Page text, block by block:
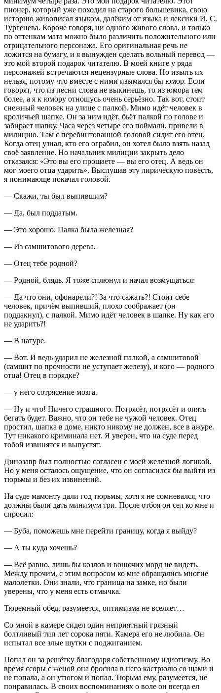
пионер, который уже походил на старого большевика, свою
историю живописал языком, далёким от языка и лексики И. С.
Тургенева. Короче говоря, ни одного живого слова, и только
по оттенкам мата можно было различить положительного или
отрицательного персонажа. Его оригинальная речь не
ложится на бумагу, и я вынужден сделать вольный перевод —
это мой второй подарок читателю. В моей книге у ряда
персонажей встречаются нецензурные слова. Но изъять их
нельзя, потому что вместе с ними изымался бы юмор. Если
говорят, что из песни слова не выкинешь, то из юмора тем
более, а я к юмору отношусь очень серьёзно. Так вот, стоит
снежный человек на улице с палкой. Мимо идёт человек в
кроличьей шапке. Он за ним идёт, бьёт палкой по голове и
забирает шапку. Часа через четыре его поймали, привели в
милицию. Там с перебинтованной головой сидит его отец.
Когда отец узнал, кто его ограбил, он хотел было взять назад
своё заявление. Но начальник милиции закрыть дело
отказался: «Это вы его прощаете — вы его отец. А ведь он
мог моего отца ударить». Выслушав эту лирическую повесть,
я понимающе покачал головой.
— Скажи, ты был выпившим?
— Да, был поддатым.
— Это хорошо. Палка была железная?
— Из самшитового дерева.
— Отец тебе родной?
— Родной, блядь. Я тоже сплюнул и начал возмущаться:
— Да что они, офонарели?! За что сажать?! Стоит себе
человек, причём выпивший, плохо соображает (он
поддакнул), с палкой. Мимо идёт человек в шапке. Ну как его
не ударить?!
— В натуре.
— Вот. И ведь ударил не железной палкой, а самшитовой
(самшит по прочности не уступает железу), и кого — родного
отца! Отец в порядке?
— у него сотрясение мозга.
— Ну и что! Ничего страшного. Потрясёт, потрясёт и опять
бегать будет. Важно, что он тебе не чужой человек. Отец
простил, шапка в доме, никто никому не должен, все в ажуре.
Тут никакого криминала нет. Я уверен, что на суде перед
тобой извинятся и выпустят.
Динозавр был полностью согласен с моей железной логикой.
Но у меня осталось ощущение, что он согласился бы выйти из
тюрьмы и без их извинений.
На суде мамонту дали год тюрьмы, хотя я не сомневался, что
должны были дать минимум три. После отбоя он сел ко мне и
спросил:
— Буба, поможешь мне перейти границу, когда я выйду?
— А ты куда хочешь?
— Всё равно, лишь бы козлов и вонючих морд не видеть.
Между прочим, с этим вопросом ко мне обращались многие
малолетки. Они знали, что граница на замке, но были
уверены, что у меня есть отмычка.
Тюремный обед, разумеется, оптимизма не вселяет…
Со мной в камере сидел один неприятный грязный
болтливый тип лет сорока пяти. Камера его не любила. Он
испытал все злые шутки с поджиганием.
Попал он за решётку благодаря собственному идиотизму. Во
время ссоры с женой она бросила в него кастрюлю со щами и
не попала, а он утюгом и попал. Тюрьма ему, разумеется, не
понравилась. В своих воспоминаниях о воле он всегда ел